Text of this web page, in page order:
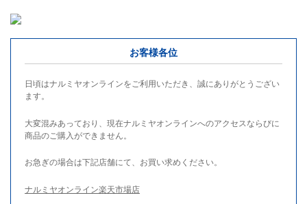
お客様各位
日頃はナルミヤオンラインをご利用いただき、誠にありがとうござい
ます。
大変混みあっており、現在ナルミヤオンラインへのアクセスならびに
商品のご購入ができません。
お急ぎの場合は下記店舗にて、お買い求めください。
ナルミヤオンライン楽天市場店